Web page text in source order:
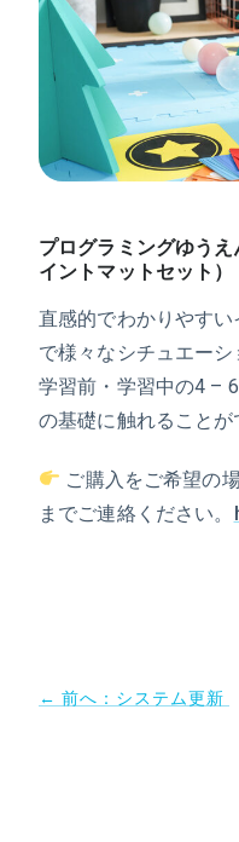
プログラミングゆう
イントマットセット）
直感的でわかりやす
で様々なシチュエー
学習前・学習中の4 –
の基礎に触れることが
ご購入をご希望の
までご連絡ください。
← 前へ：システム更新